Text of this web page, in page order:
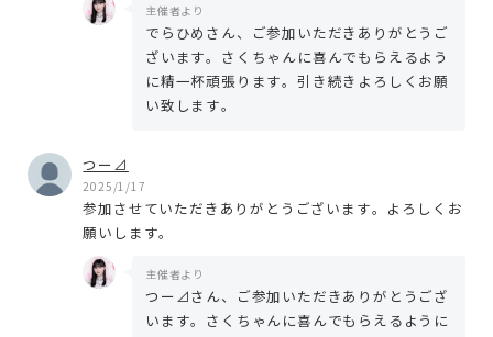
主催者より
でらひめさん、ご参加いただきありがとうご
ざいます。さくちゃんに喜んでもらえるよう
に精一杯頑張ります。引き続きよろしくお願
い致します。
つー⊿
2025/1/17
参加させていただきありがとうございます。よろしくお
願いします。
主催者より
つー⊿さん、ご参加いただきありがとうござ
います。さくちゃんに喜んでもらえるように